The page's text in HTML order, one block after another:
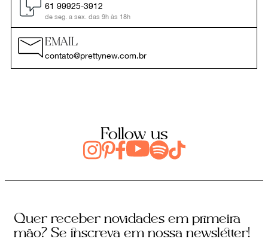
61 99925-3912
de seg. a sex. das 9h às 18h
EMAIL
contato@prettynew.com.br
Follow us
Quer receber novidades em primeira
mão? Se inscreva em nossa newsletter!